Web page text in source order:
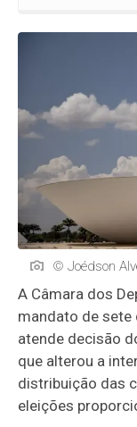
© Joédson
A Câmara dos
mandato de
atende decisão
que alterou a
distribuição das
eleições